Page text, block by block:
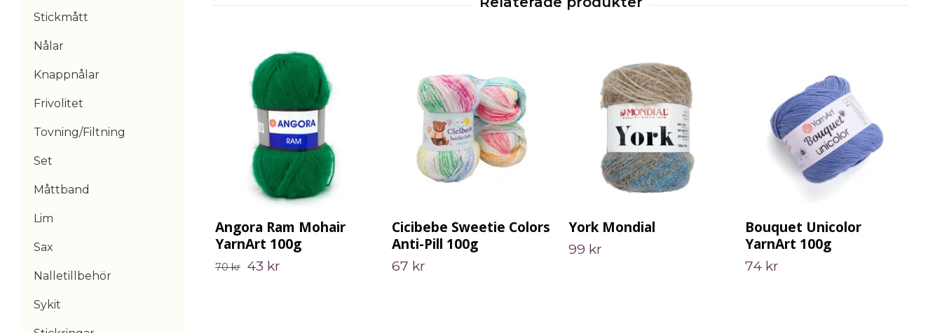
Stickmått
Nålar
Knappnålar
Frivolitet
Tovning/Filtning
Set
Måttband
Lim
Sax
Nalletillbehör
Sykit
Angora Ram Mohair
YarnArt 100g
70 kr 43 kr
Cicibebe Sweetie Colors
Anti-Pill 100g
67 kr
York Mondial
99 kr
Bouquet Unicolor
YarnArt 100g
74 kr